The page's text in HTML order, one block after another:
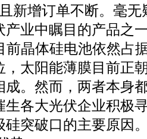
新增订单不断。毫
产业中瞩目的产品之
前晶体硅电池依然占
，太阳能薄膜目前正
成。然而，两者本身
生各大光伏企业积极
硅突破口的主要原因